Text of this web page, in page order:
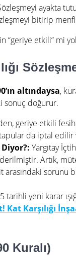
ayakta
bitirip
“geriye etkili” mi
altındaysa,
sonuç doğurur.
geriye etkili
da iptal
Diyor?: Yargıtay
Artık,
sorunu
yeni karar
Karşılığı
Kuralı)